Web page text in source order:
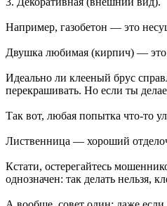
Например, газобетон — это
Двушка любимая (кирпич) — это
Идеально ли клееный брус
перекрашивать. Но если ты
Так вот, любая попытка что-то
Лиственница — хороший
Кстати, остерегайтесь
однозначен: так делать нельзя,